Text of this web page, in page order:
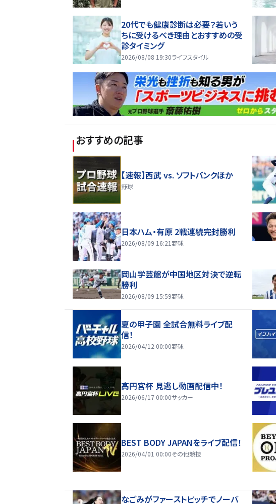
20代でも健康診断は必要？若いう
ちに受けるべき理由とおすすめの受
診タイミング
2026/08/08 19:30ライフスタイル
おすすめの記事
【速報】西武 vs. ソフトバンクほか
野球
日本ハム・有原 2戦連続完封勝利
2026/08/09 16:21 野球
岡山学芸館が中国地区対決で逆転
勝利
2026/08/09 15:59野球
夏の甲子園 全試合無料ライブ配
信！
2026/04/12 00:00野球
高円宮杯 見逃し動画配信中！
2026/06/17 00:00サッカー
BEST BODY JAPANをライブ配信！
2026/04/01 00:00その他競技
なごみがファーストピッチでノーバ